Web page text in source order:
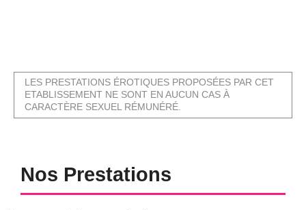
LES PRESTATIONS ÉROTIQUES PROPOSÉES PAR CET
ETABLISSEMENT NE SONT EN AUCUN CAS À
CARACTÈRE SEXUEL RÉMUNÉRÉ.
Nos Prestations